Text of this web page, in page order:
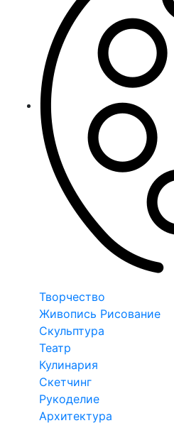
Творчество
Живопись Рисование
Скульптура
Театр
Кулинария
Скетчинг
Рукоделие
Архитектура